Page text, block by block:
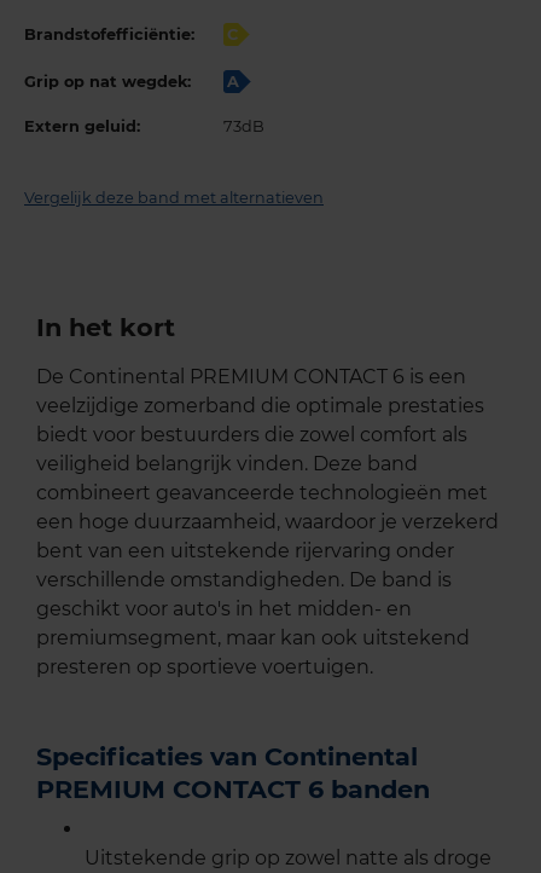
Brandstofefficiëntie: C
Grip op nat wegdek: A
Extern geluid: 73dB
Vergelijk deze band met alternatieven
In het kort
De Continental PREMIUM CONTACT 6 is een
veelzijdige zomerband die optimale prestaties
biedt voor bestuurders die zowel comfort als
veiligheid belangrijk vinden. Deze band
combineert geavanceerde technologieën met
een hoge duurzaamheid, waardoor je verzekerd
bent van een uitstekende rijervaring onder
verschillende omstandigheden. De band is
geschikt voor auto's in het midden- en
premiumsegment, maar kan ook uitstekend
presteren op sportieve voertuigen.
Specificaties van Continental
PREMIUM CONTACT 6 banden
Uitstekende grip op zowel natte als droge